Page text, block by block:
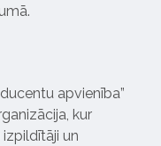
apvienība”
kur
un